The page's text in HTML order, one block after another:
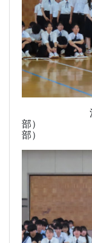
決意表
部）
部）